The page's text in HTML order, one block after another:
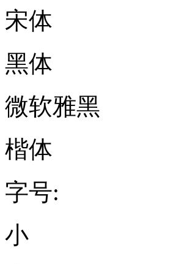
宋体
黑体
微软雅黑
楷体
字号:
小